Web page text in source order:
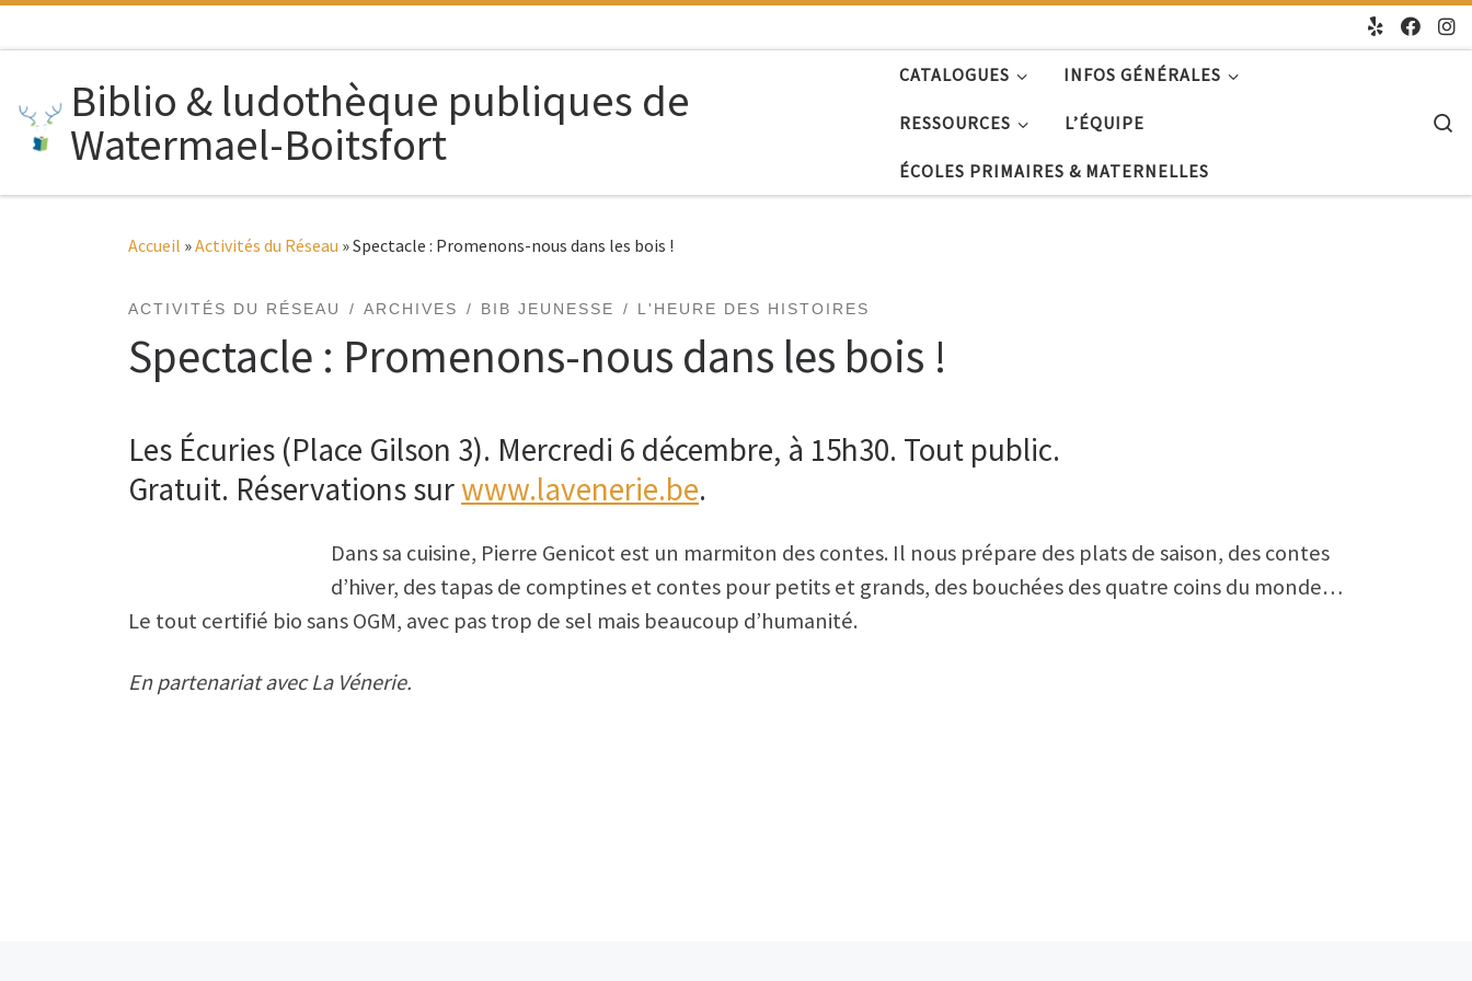
Biblio & ludothèque publiques de
Watermael-Boitsfort
CATALOGUES INFOS GÉNÉRALES
RESSOURCES L’ÉQUIPE
ÉCOLES PRIMAIRES & MATERNELLES
Accueil »Activités du Réseau »Spectacle : Promenons-nous dans les bois !
ACTIVITÉS DU RÉSEAU ARCHIVES BIB JEUNESSE L'HEURE DES HISTOIRES
Spectacle : Promenons-nous dans les bois !
Les Écuries (Place Gilson 3). Mercredi 6 décembre, à 15h30. Tout public.
Gratuit. Réservations surwww.lavenerie.be.
Dans sa cuisine, Pierre Genicot est un marmiton des contes. Il nous prépare des plats de saison, des contes
d’hiver, des tapas de comptines et contes pour petits et grands, des bouchées des quatre coins du monde…
Le tout certifié bio sans OGM, avec pas trop de sel mais beaucoup d’humanité.
En partenariat avec La Vénerie.